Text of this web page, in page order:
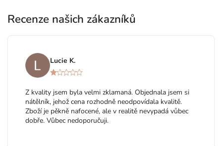
Recenze našich zákazníků
Lucie K.
Z kvality jsem byla velmi zklamaná. Objednala jsem si
nátělník, jehož cena rozhodně neodpovídala kvalitě.
Zboží je pěkně nafocené, ale v realitě nevypadá vůbec
dobře. Vůbec nedoporučuji.